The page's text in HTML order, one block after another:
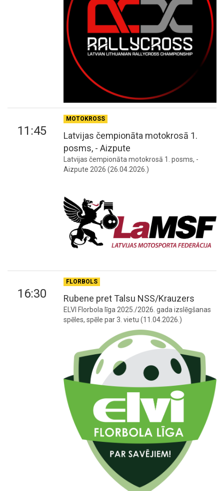
11:45
MOTOKROSS
Latvijas čempionāta motokrosā 1.
posms, - Aizpute
Latvijas čempionāta motokrosā 1. posms, -
Aizpute 2026 (26.04.2026.)
16:30
FLORBOLS
Rubene pret Talsu NSS/Krauzers
ELVI Florbola līga 2025./2026. gada izslēgšanas
spēles, spēle par 3. vietu (11.04.2026.)